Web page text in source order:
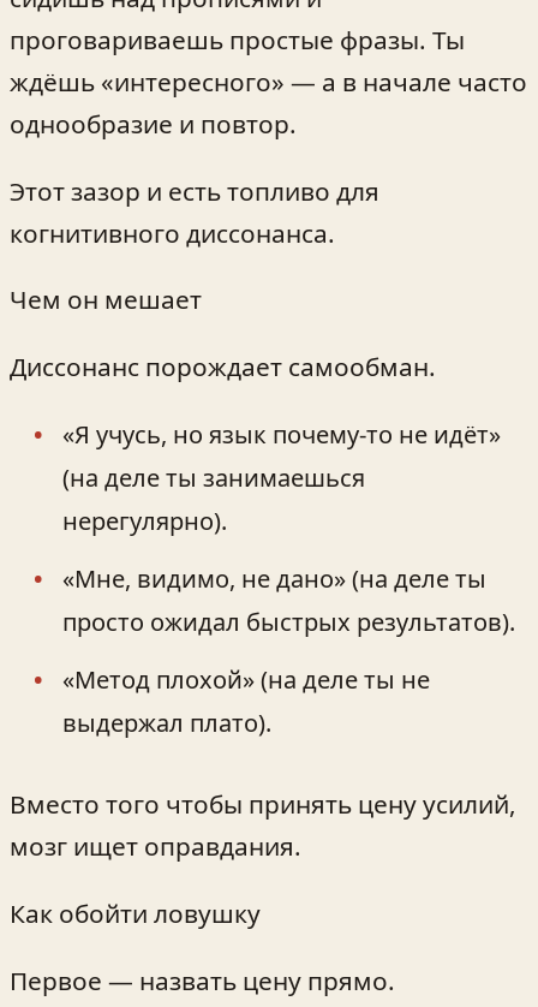
проговариваешь простые фразы. Ты
ждёшь «интересного» — а в начале часто
однообразие и повтор.
Этот зазор и есть топливо для
когнитивного диссонанса.
Чем он мешает
Диссонанс порождает самообман.
«Я учусь, но язык почему-то не идёт»
(на деле ты занимаешься
нерегулярно).
«Мне, видимо, не дано» (на деле ты
просто ожидал быстрых результатов).
«Метод плохой» (на деле ты не
выдержал плато).
Вместо того чтобы принять цену усилий,
мозг ищет оправдания.
Как обойти ловушку
Первое — назвать цену прямо.